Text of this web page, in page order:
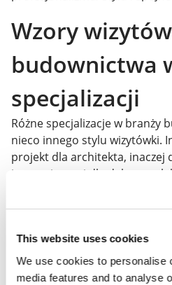
This website uses cookies
We use cookies to personalise
media features and to analyse
Wzory
budownictwa
specjalizacji
Różne specjalizacje w branży
nieco innego stylu wizytówki.
projekt dla architekta, inaczej
jeszcze inaczej dla dekarza,
budownictwai wybierz